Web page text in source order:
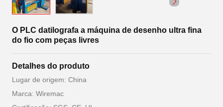
O PLC datilografa a máquina de desenho ultra fina
do fio com peças livres
Detalhes do produto
Lugar de origem: China
Marca: Wiremac